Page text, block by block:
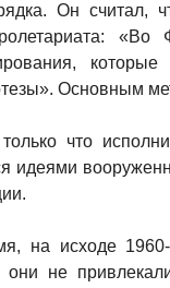
Он считал,
«Во
Основным
только что
идеями
на исходе
они не